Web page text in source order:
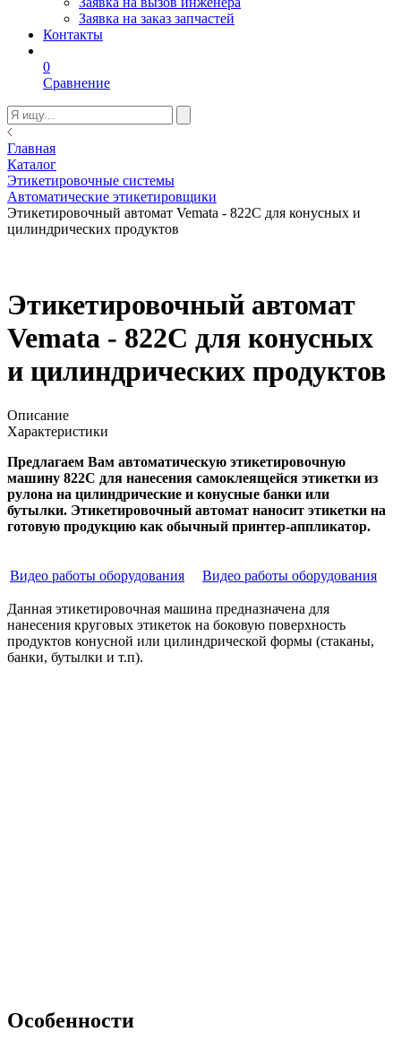
Заявка на заказ запчастей
Контакты
0
Сравнение
Главная
Каталог
Этикетировочные системы
Автоматические этикетировщики
Этикетировочный автомат Vemata - 822С для конусных и
цилиндрических продуктов
Этикетировочный автомат
Vemata - 822С для конусных
и цилиндрических продуктов
Описание
Характеристики
Предлагаем Вам автоматическую этикетировочную
машину 822С для нанесения самоклеящейся этикетки из
рулона на цилиндрические и конусные банки или
бутылки. Этикетировочный автомат наносит этикетки на
готовую продукцию как обычный принтер-аппликатор.
Видео работы оборудования Видео работы оборудования
Данная этикетировочная машина предназначена для
нанесения круговых этикеток на боковую поверхность
продуктов конусной или цилиндрической формы (стаканы,
банки, бутылки и т.п).
Особенности